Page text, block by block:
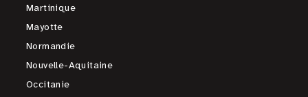
Martinique
Mayotte
Normandie
Nouvelle-Aquitaine
Occitanie